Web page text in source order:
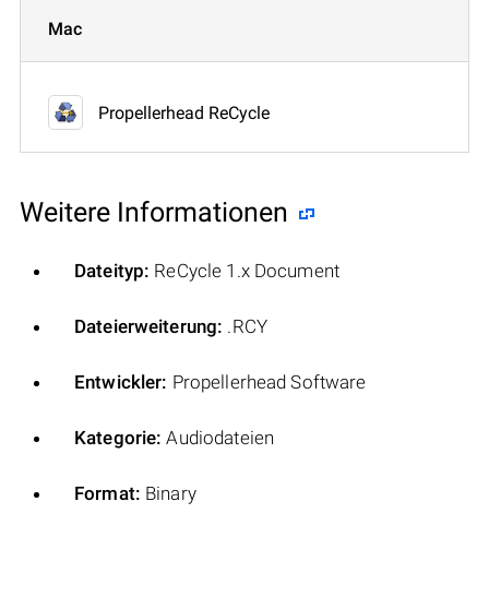
Mac
Propellerhead ReCycle
Weitere Informationen
Dateityp: ReCycle 1.x Document
Dateierweiterung: .RCY
Entwickler: Propellerhead Software
Kategorie: Audiodateien
Format: Binary